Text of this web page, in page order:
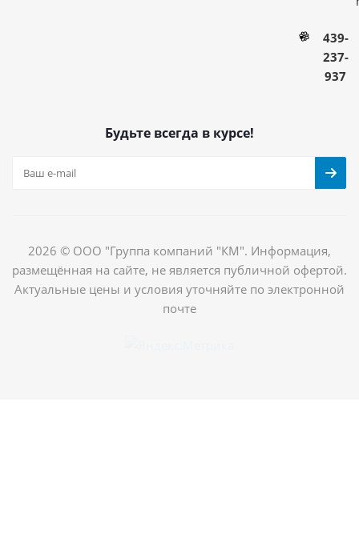
439-
237-
937
Будьте всегда в курсе!
2026 © ООО "Группа компаний "КМ". Информация,
размещённая на сайте, не является публичной офертой.
Актуальные цены и условия уточняйте по электронной
почте